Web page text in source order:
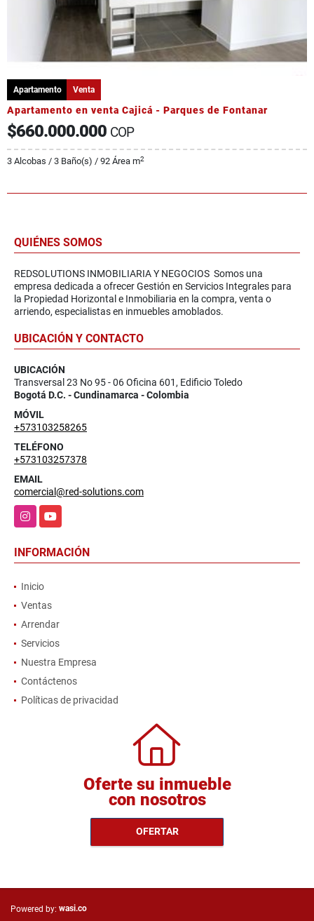
Apartamento Venta
Apartamento en venta Cajicá - Parques de Fontanar
$660.000.000 COP
3 Alcobas / 3 Baño(s) / 92 Área m2
QUIÉNES SOMOS
REDSOLUTIONS INMOBILIARIA Y NEGOCIOS Somos una
empresa dedicada a ofrecer Gestión en Servicios Integrales para
la Propiedad Horizontal e Inmobiliaria en la compra, venta o
arriendo, especialistas en inmuebles amoblados.
UBICACIÓN Y CONTACTO
UBICACIÓN
Transversal 23 No 95 - 06 Oficina 601, Edificio Toledo
Bogotá D.C. - Cundinamarca - Colombia
MÓVIL
+573103258265
TELÉFONO
+573103257378
EMAIL
comercial@red-solutions.com
InstagramYouTube
INFORMACIÓN
Inicio
Ventas
Arrendar
Servicios
Nuestra Empresa
Contáctenos
Políticas de privacidad
Oferte su inmueble
con nosotros
OFERTAR
Powered by: wasi.co